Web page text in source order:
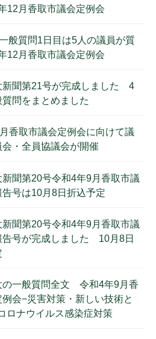
12月香取市議会定例会
般質問1日目は5人の議員が質
12月香取市議会定例会
新聞第21号が完成しました 4
問をまとめました
香取市議会定例会に向けて議
・全員協議会が開催
聞第20号令和4年9月香取市議
号は10月8日折込予定
聞第20号令和4年9月香取市議
告号が完成しました 10月8日
の一般質問全文 令和4年9月香
会−災害対策・新しい技術と
ロナウイルス感染症対策